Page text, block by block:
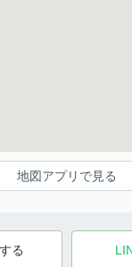
地図アプリで見る
る